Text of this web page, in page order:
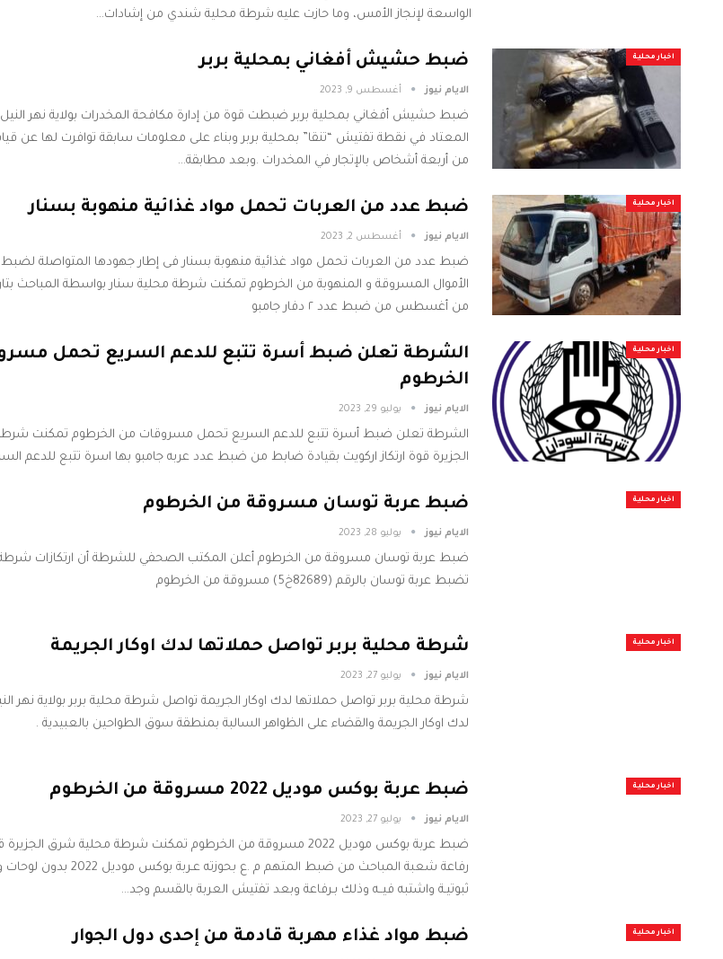
الواسعة لإنجاز الأمس، وما حازت عليه شرطة محلية شندي من إشادات…
اخبار محلية ضبط حشيش أفغاني بمحلية بربر
الايام نيوز أغسطس 9, 2023
ضبط حشيش أفغاني بمحلية بربر ضبطت قوة من إدارة مكافحة المخدرات بولاية نهر النيل
المعتاد في نقطة تفتيش “تنقا” بمحلية بربر وبناء على معلومات سابقة توافرت لها عن
من أربعة أشخاص بالإتجار في المخدرات .وبعد مطابقة…
اخبار محلية ضبط عدد من العربات تحمل مواد غذائية منهوبة بسنار
الايام نيوز أغسطس 2, 2023
ضبط عدد من العربات تحمل مواد غذائية منهوبة بسنار فى إطار جهودها المتواصلة لضبط
الأموال المسروقة و المنهوبة من الخرطوم تمكنت شرطة محلية سنار بواسطة المباحث
من أغسطس من ضبط عدد ٢ دفار جامبو
اخبار محلية
الشرطة تعلن ضبط أسرة تتبع للدعم السريع تحمل
الخرطوم
الايام نيوز يوليو 29, 2023
الشرطة تعلن ضبط أسرة تتبع للدعم السريع تحمل مسروقات من الخرطوم تمكنت
الجزيرة قوة ارتكاز اركويت بقيادة ضابط من ضبط عدد عربه جامبو بها اسرة تتبع للدعم
اخبار محلية ضبط عربة توسان مسروقة من الخرطوم
الايام نيوز يوليو 28, 2023
ضبط عربة توسان مسروقة من الخرطوم أعلن المكتب الصحفي للشرطة أن ارتكازات شرطة
تضبط عربة توسان بالرقم (82689خ5) مسروقة من الخرطوم
اخبار محلية شرطة محلية بربر تواصل حملاتها لدك اوكار الجريمة
الايام نيوز يوليو 27, 2023
شرطة محلية بربر تواصل حملاتها لدك اوكار الجريمة تواصل شرطة محلية بربر بولاية نهر
لدك اوكار الجريمة والقضاء على الظواهر السالبة بمنطقة سوق الطواحين بالعبيدية .
اخبار محلية ضبط عربة بوكس موديل 2022 مسروقة من الخرطوم
الايام نيوز يوليو 27, 2023
ضبط عربة بوكس موديل 2022 مسروقة من الخرطوم تمكنت شرطة محلية شرق
رفاعة شعبة المباحث من ضبط المتهم م .ع بحوزته
ثبوتيـة واشتبه فيــه وذلك بـرفاعة وبعد تفتيش العربة بالقسم وجد…
اخبار محلية ضبط مواد غذاء مهربة قادمة من إحدى دول الجوار